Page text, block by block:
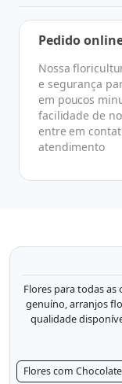
Pedido
Nossa
e segurança
em poucos
facilidade de
entre em
atendimento
Flores para todas
genuíno, arranjos
qualidade
Flores com